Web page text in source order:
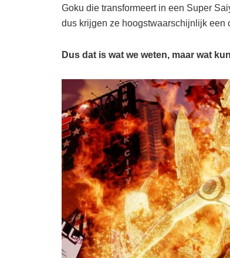
Goku die transformeert in een Super
dus krijgen ze hoogstwaarschijnlijk een
Dus dat is wat we weten, maar wat